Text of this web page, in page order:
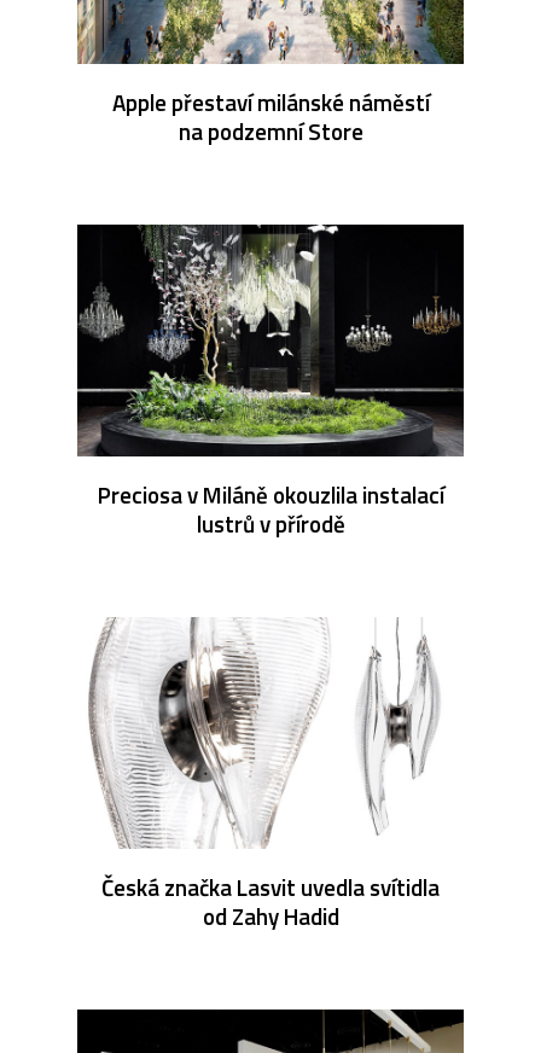
Apple přestaví milánské náměstí
na podzemní Store
Preciosa v Miláně okouzlila instalací
lustrů v přírodě
Česká značka Lasvit uvedla svítidla
od Zahy Hadid